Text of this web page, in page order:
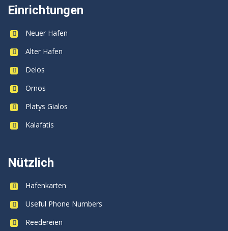
Einrichtungen
Neuer Hafen
Alter Hafen
Delos
Ornos
Platys Gialos
Kalafatis
Nützlich
Hafenkarten
Useful Phone Numbers
Reedereien